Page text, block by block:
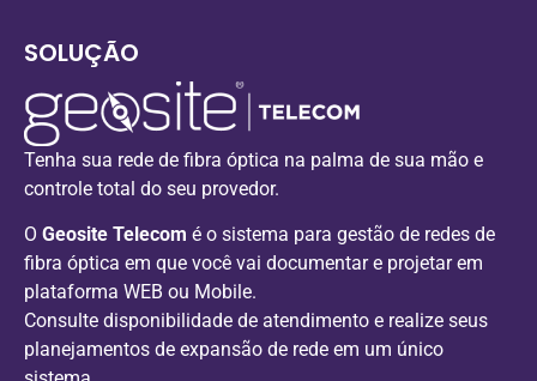
SOLUÇÃO
Tenha sua rede de fibra óptica na palma de sua mão e
controle total do seu provedor.
O Geosite Telecom é o sistema para gestão de redes de
fibra óptica em que você vai documentar e projetar em
plataforma WEB ou Mobile.
Consulte disponibilidade de atendimento e realize seus
planejamentos de expansão de rede em um único